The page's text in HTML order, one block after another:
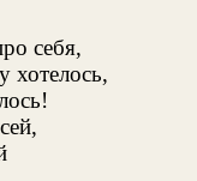
себя,
хотелось,